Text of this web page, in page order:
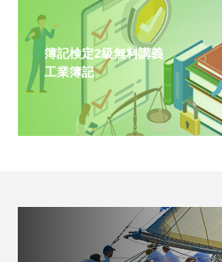
簿記検定2級無料講義
工業簿記